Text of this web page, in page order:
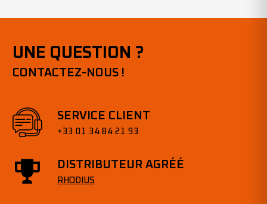
UNE QUESTION ?
CONTACTEZ-NOUS !
SERVICE CLIENT
+33 01 34 84 21 93
DISTRIBUTEUR AGRÉÉ
RHODIUS